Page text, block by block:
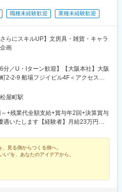
職種未経験歓迎 業種未経験歓迎
らにスキルUP】文房具・雑貨・キャラ
画
分／U・Iターン歓迎】【大阪本社】大阪
2-2-9 船場フジイビル4F＜アクセス＞
駅より徒歩5分Osaka Metro「長堀橋」
策あり
屋町駅
～+残業代全額支給+賞与年2回+決算賞与
遇いたします【経験者】月給23万円～
て＞※入社日により賞与開始日が異なり
上在籍が支給条件となります※決算賞
3年平均106万円）
、見る側からつくる側へ。
い”を、あなたのアイデアから。